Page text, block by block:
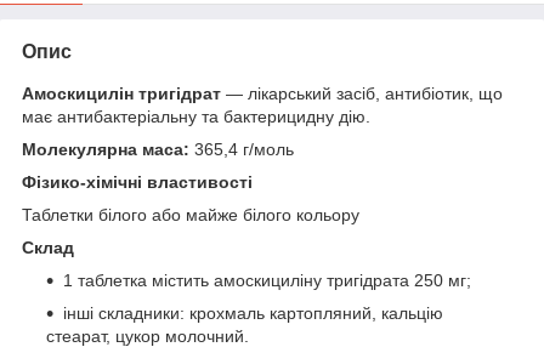
Опис
Амоскицилін тригідрат — лікарський засіб, антибіотик, що
має антибактеріальну та бактерицидну дію.
Молекулярна маса: 365,4 г/моль
Фізико-хімічні властивості
Таблетки білого або майже білого кольору
Склад
1 таблетка містить амоскициліну тригідрата 250 мг;
інші складники: крохмаль картопляний, кальцію
стеарат, цукор молочний.